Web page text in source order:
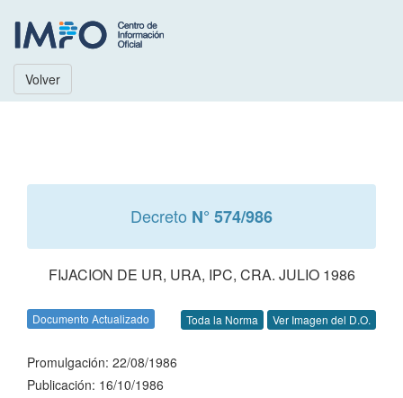
Volver
Decreto N° 574/986
FIJACION DE UR, URA, IPC, CRA. JULIO 1986
Documento Actualizado Toda la Norma Ver Imagen del D.O.
Promulgación: 22/08/1986
Publicación: 16/10/1986